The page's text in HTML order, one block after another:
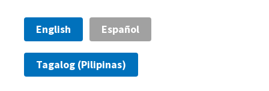
English Español
Tagalog (Pilipinas)